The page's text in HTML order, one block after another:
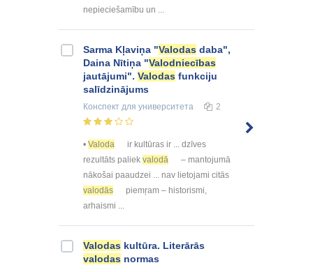
nepieciešamību un ...
Sarma Kļaviņa "Valodas daba",
Daina Nītiņa "Valodniecības
jautājumi". Valodas funkciju
salīdzinājums
Конспект для университета 2
• Valoda
ir kultūras ir ... dzīves
rezultāts paliek valodā
– mantojumā
nākošai paaudzei ... nav lietojami citās
valodās
piemŗam – historismi,
arhaismi ...
Valodas kultūra. Literārās
valodas normas